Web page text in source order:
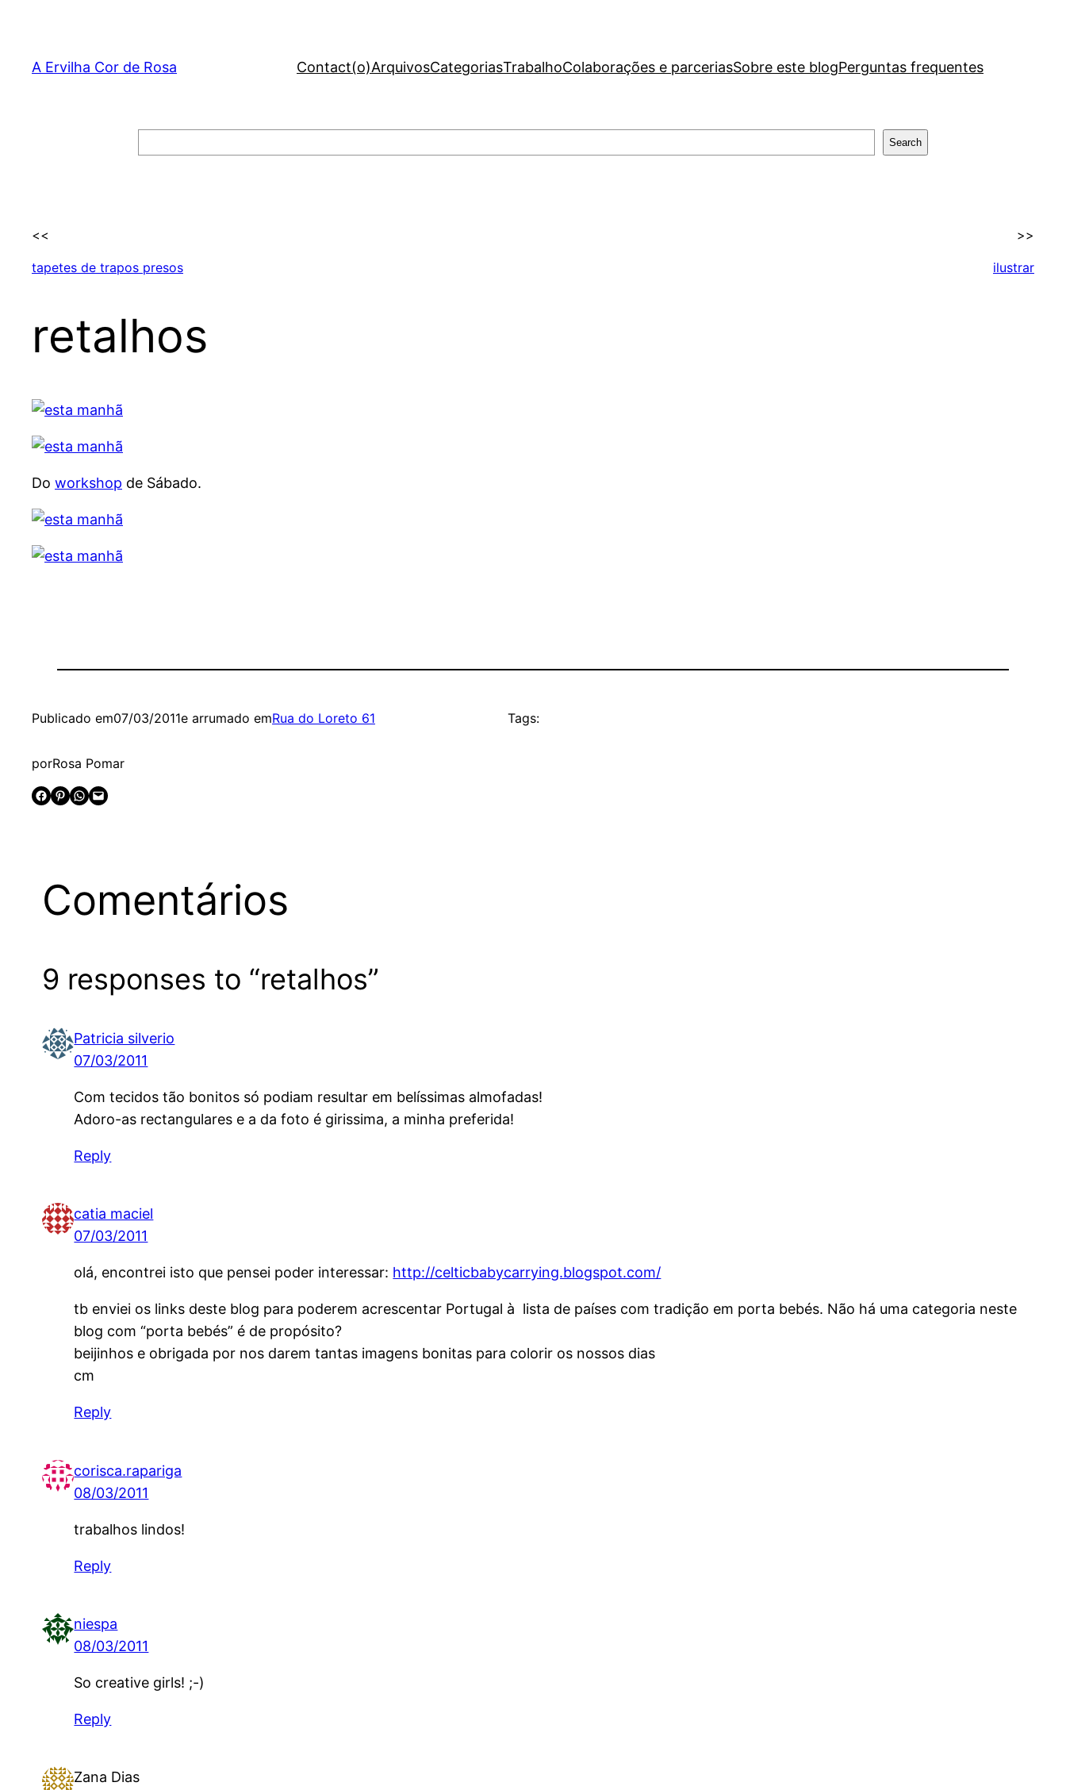
content
A Ervilha Cor de Rosa Contact(o)ArquivosCategoriasTrabalhoColaborações e parceriasSobre este blogPerguntas frequentes
Search
<<
tapetes de trapos presos
>>
ilustrar
retalhos
Do workshop de Sábado.
Publicado em07/03/2011e arrumado emRua do Loreto 61
porRosa Pomar
Share on Facebook
Share on Pinterest Share on WhatsApp Email this Page
Tags:
Comentários
9 responses to “retalhos”
Patricia silverio
07/03/2011
Com tecidos tão bonitos só podiam resultar em belíssimas almofadas!
Adoro-as rectangulares e a da foto é girissima, a minha preferida!
Reply
catia maciel
07/03/2011
olá, encontrei isto que pensei poder interessar: http://celticbabycarrying.blogspot.com/
tb enviei os links deste blog para poderem acrescentar Portugal à lista de países com tradição em porta bebés. Não há uma categoria neste
blog com “porta bebés” é de propósito?
beijinhos e obrigada por nos darem tantas imagens bonitas para colorir os nossos dias
cm
Reply
corisca.rapariga
08/03/2011
trabalhos lindos!
Reply
niespa
08/03/2011
So creative girls! ;-)
Reply
Zana Dias